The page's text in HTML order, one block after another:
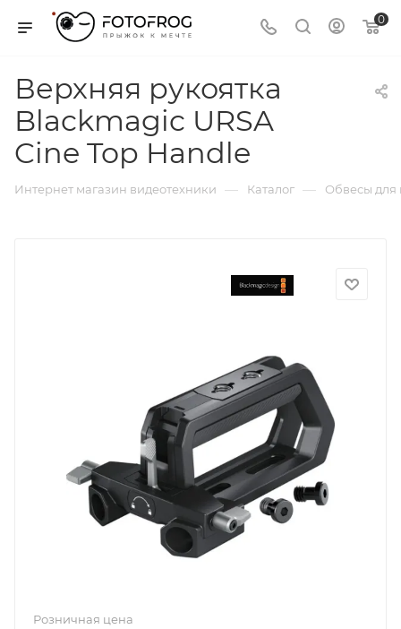
0
Верхняя рукоятка
Blackmagic URSA
Cine Top Handle
Интернет магазин видеотехники — Каталог — Обвесы для
Розничная цена